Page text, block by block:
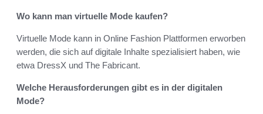
Wo kann man virtuelle Mode kaufen?
Virtuelle Mode kann in Online Fashion Plattformen erworben
werden, die sich auf digitale Inhalte spezialisiert haben, wie
etwa DressX und The Fabricant.
Welche Herausforderungen gibt es in der digitalen
Mode?